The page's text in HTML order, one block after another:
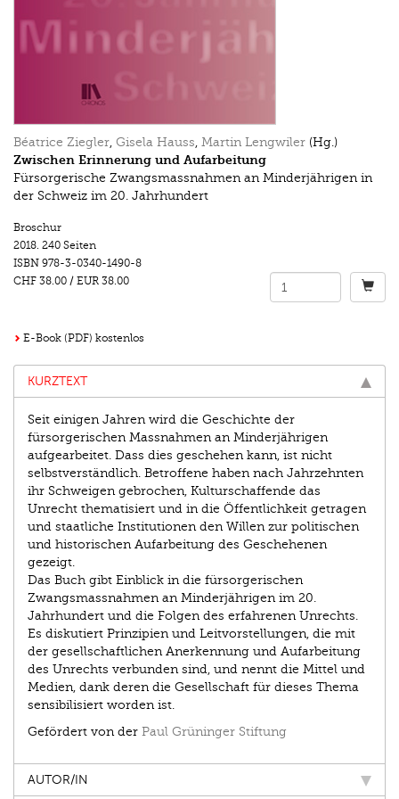
Béatrice Ziegler, Gisela Hauss, Martin Lengwiler (Hg.)
Zwischen Erinnerung und Aufarbeitung
Fürsorgerische Zwangsmassnahmen an Minderjährigen in
der Schweiz im 20. Jahrhundert
Broschur
2018. 240 Seiten
ISBN 978-3-0340-1490-8
CHF 38.00 / EUR 38.00
E-Book (PDF) kostenlos
KURZTEXT
Seit einigen Jahren wird die Geschichte der
fürsorgerischen Massnahmen an Minderjährigen
aufgearbeitet. Dass dies geschehen kann, ist nicht
selbstverständlich. Betroffene haben nach Jahrzehnten
ihr Schweigen gebrochen, Kulturschaffende das
Unrecht thematisiert und in die Öffentlichkeit getragen
und staatliche Institutionen den Willen zur politischen
und historischen Aufarbeitung des Geschehenen
gezeigt.
Das Buch gibt Einblick in die fürsorgerischen
Zwangsmassnahmen an Minderjährigen im 20.
Jahrhundert und die Folgen des erfahrenen Unrechts.
Es diskutiert Prinzipien und Leitvorstellungen, die mit
der gesellschaftlichen Anerkennung und Aufarbeitung
des Unrechts verbunden sind, und nennt die Mittel und
Medien, dank deren die Gesellschaft für dieses Thema
sensibilisiert worden ist.
Gefördert von der Paul Grüninger Stiftung
AUTOR/IN